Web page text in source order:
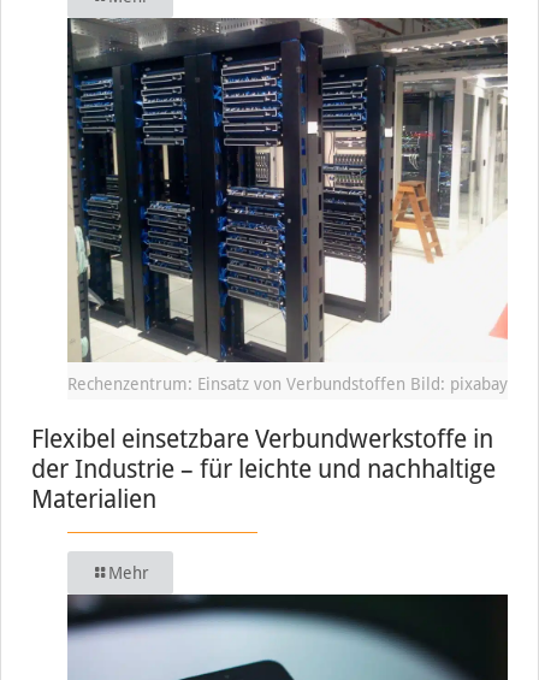
Rechenzentrum: Einsatz von Verbundstoffen Bild: pixabay
Flexibel einsetzbare Verbundwerkstoffe in
der Industrie – für leichte und nachhaltige
Materialien
Mehr